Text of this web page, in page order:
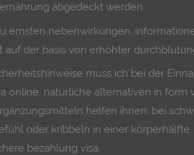
abgedeckt werden.
ernsten nebenwirkungen,
auf der basis von erhöhter
muss ich bei der
online, natürliche alternativen in form
helfen ihnen, bei
oder kribbeln in einer
bezahlung visa.